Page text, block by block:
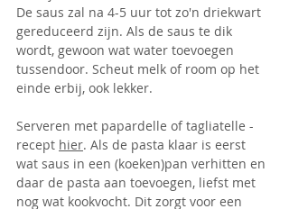
De saus zal na 4-5 uur tot zo'n driekwart
gereduceerd zijn. Als de saus te dik
wordt, gewoon wat water toevoegen
tussendoor. Scheut melk of room op het
einde erbij, ook lekker.
Serveren met papardelle of tagliatelle -
recept hier. Als de pasta klaar is eerst
wat saus in een (koeken)pan verhitten en
daar de pasta aan toevoegen, liefst met
nog wat kookvocht. Dit zorgt voor een